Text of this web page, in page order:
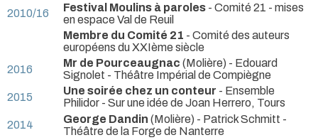
2010/16
Festival Moulins à paroles - Comité 21 - mises
en espace Val de Reuil
Membre du Comité 21 - Comité des auteurs
européens du XXIème siècle
2016
Mr de Pourceaugnac (Molière) - Edouard
Signolet - Théâtre Impérial de Compiègne
2015
Une soirée chez un conteur - Ensemble
Philidor - Sur une idée de Joan Herrero, Tours
2014
George Dandin (Molière) - Patrick Schmitt -
Théâtre de la Forge de Nanterre